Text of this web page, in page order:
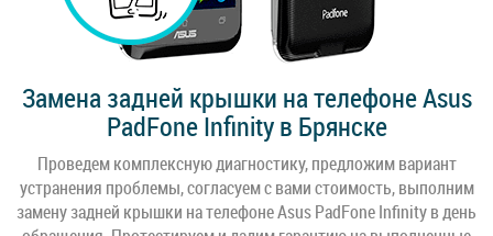
Замена задней крышки на телефоне Asus
PadFone Infinity в Брянске
Проведем комплексную диагностику, предложим вариант
устранения проблемы, согласуем с вами стоимость, выполним
замену задней крышки на телефоне Asus PadFone Infinity в день